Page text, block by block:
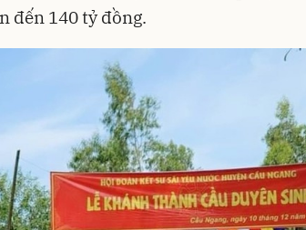
đến 140 tỷ đồng.